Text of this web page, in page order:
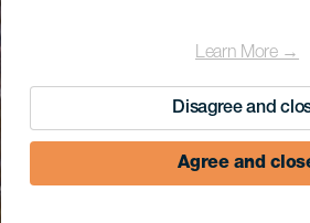
Learn More →
Disagree and
Agree and